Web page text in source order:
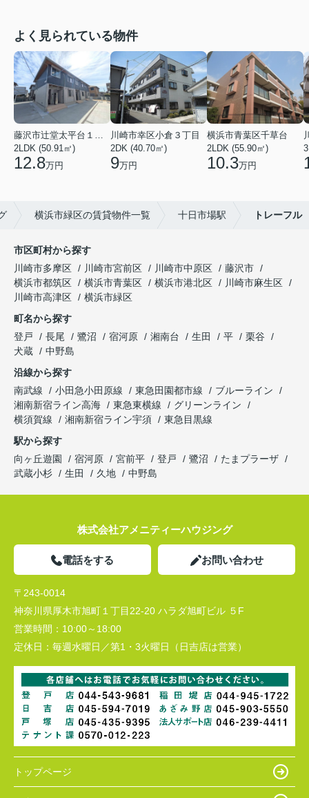
よく見られている物件
藤沢市辻堂太平台１丁目
2LDK (50.91㎡)
12.8万円
川崎市幸区小倉３丁目
2DK (40.70㎡)
9万円
横浜市青葉区千草台
2LDK (55.90㎡)
10.3万円
横浜市緑区の賃貸物件一覧 十日市場駅 トレーフル
市区町村から探す
川崎市多摩区
川崎市宮前区 川崎市中原区
藤沢市
横浜市都筑区
横浜市青葉区 横浜市港北区
川崎市麻生区
川崎市高津区
横浜市緑区
町名から探す
登戸
長尾 鷺沼 宿河原 湘南台 生田 平
栗谷
犬蔵
中野島
沿線から探す
南武線
小田急小田原線 東急田園都市線
ブルーライン
湘南新宿ライン高海
東急東横線
グリーンライン
横須賀線
湘南新宿ライン宇須
東急目黒線
駅から探す
向ヶ丘遊園
宿河原 宮前平 登戸 鷺沼
たまプラーザ
武蔵小杉
生田 久地 中野島
株式会社アメニティーハウジング
電話をする お問い合わせ
〒243-0014
神奈川県厚木市旭町１丁目22-20 ハラダ旭町ビル ５F
営業時間： 10:00～18:00
定休日： 毎週水曜日／第1・3火曜日（日吉店は営業）
トップページ